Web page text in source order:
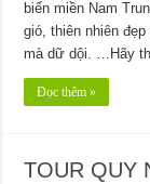
biển miền Nam
gió, thiên nhiên
mà dữ dội. …Hãy
Đọc thêm »
TOUR QUY